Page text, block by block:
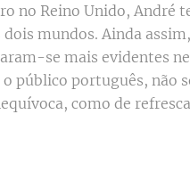
no Reino Unido, André
mundos. Ainda
se mais evidentes
público português, não
como de